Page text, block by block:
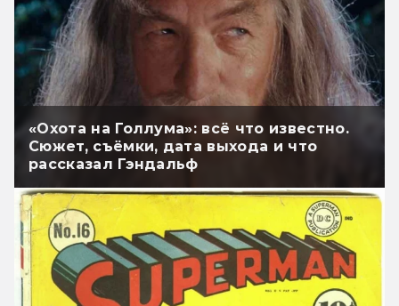
«Охота на Голлума»: всё что известно.
Сюжет, съёмки, дата выхода и что
рассказал Гэндальф